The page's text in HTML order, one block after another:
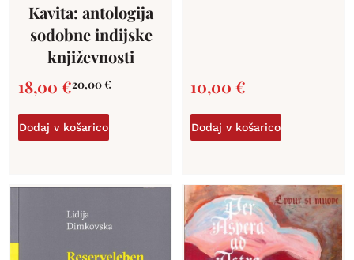
Kavita: antologija
sodobne indijske
književnosti
20,00€
18,00 €
Dodaj v košarico
10,00 €
Dodaj v košarico